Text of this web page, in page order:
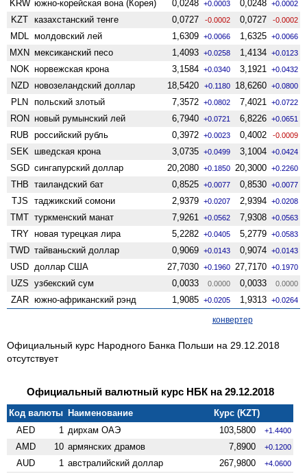
KRW южно-корейская вона (Корея) 0,0248 +0.0003 0,0248 +0.0002
KZT казахстанский тенге 0,0727 -0.0002 0,0727 -0.0002
MDL молдовский лей 1,6309 +0.0066 1,6325 +0.0066
MXN мексиканский песо 1,4093 +0.0258 1,4134 +0.0123
NOK норвежская крона 3,1584 +0.0340 3,1921 +0.0432
NZD ново­зеландский доллар 18,5420 +0.1180 18,6260 +0.0800
PLN польский злотый 7,3572 +0.0802 7,4021 +0.0722
RON новый румынский лей 6,7940 +0.0721 6,8226 +0.0651
RUB российский рубль 0,3972 +0.0023 0,4002 -0.0009
SEK шведская крона 3,0735 +0.0499 3,1004 +0.0424
SGD сингапурский доллар 20,2080 +0.1850 20,3000 +0.2260
THB таиландский бат 0,8525 +0.0077 0,8530 +0.0077
TJS таджикский сомони 2,9379 +0.0207 2,9394 +0.0208
TMT туркменский манат 7,9261 +0.0562 7,9308 +0.0563
TRY новая турецкая лира 5,2282 +0.0405 5,2779 +0.0583
TWD тайваньский доллар 0,9069 +0.0143 0,9074 +0.0143
USD доллар США 27,7030 +0.1960 27,7170 +0.1970
UZS узбекский сум 0,0033 0.0000 0,0033 0.0000
ZAR южно-африканский рэнд 1,9085 +0.0205 1,9313 +0.0264
конвертер
Официальный курс Народного Банка Польши на 29.12.2018
отсутствует
Официальный валютный курс НБК на 29.12.2018
Код валюты Наименование
Курс (KZT)
AED
1 дирхам ОАЭ 103,5800 +1.4400
AMD 10 армянских драмов 7,8900 +0.1200
AUD 1 австралийский доллар 267,9800 +4.0600